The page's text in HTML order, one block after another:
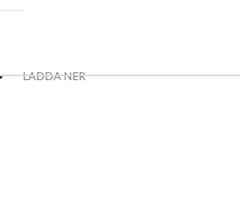
LADDA NER